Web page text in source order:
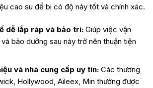
cao su để bi có độ nảy tốt và chính xác.
dễ lắp ráp và bảo trì:Giúp việc vận
bảo dưỡng sau này trở nên thuận tiện
và nhà cung cấp uy tín:Các thương
Hollywood, Aileex, Min thường được